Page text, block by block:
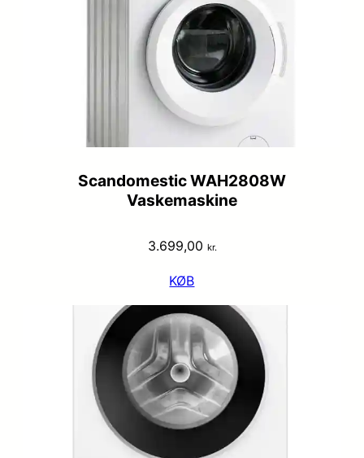
Scandomestic WAH2808W
Vaskemaskine
3.699,00 kr.
KØB